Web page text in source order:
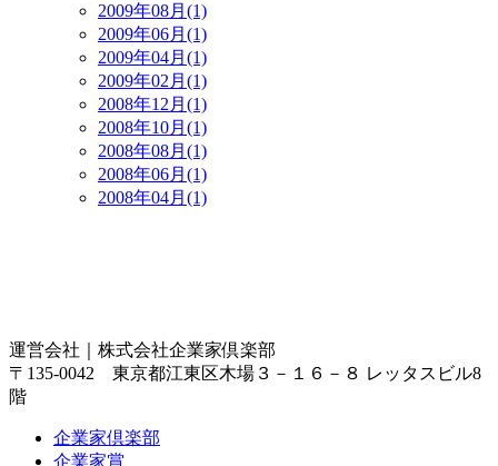
2009年08月(1)
2009年06月(1)
2009年04月(1)
2009年02月(1)
2008年12月(1)
2008年10月(1)
2008年08月(1)
2008年06月(1)
2008年04月(1)
運営会社｜ 株式会社企業家倶楽部
〒135-0042 東京都江東区木場３－１６－８ レッタスビル8
階
企業家倶楽部
企業家賞